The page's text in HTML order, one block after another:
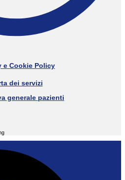
e Cookie Policy
dei servizi
generale pazienti